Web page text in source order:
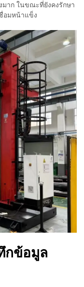
มาก ในขณะที่ยังคงรักษา
อมหน้าแข็ง
กข้อมูล